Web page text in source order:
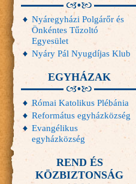
Nyáregyházi Polgárőr és
Önkéntes Tűzoltó
Egyesület
Nyáry Pál Nyugdíjas Klub
EGYHÁZAK
Római Katolikus Plébánia
Református egyházközség
Evangélikus
egyházközség
REND ÉS
KÖZBIZTONSÁG